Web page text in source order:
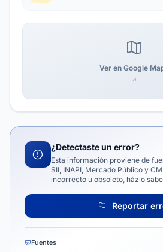
Ver en Google
¿Detectaste un error?
Esta información proviene de
SII, INAPI, Mercado Público y
incorrecto u obsoleto, házlo
Reportar
Fuentes